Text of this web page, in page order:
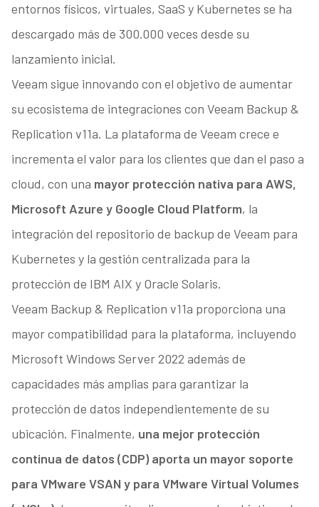
entornos físicos, virtuales, SaaS y Kubernetes se ha
descargado más de 300.000 veces desde su
lanzamiento inicial.
Veeam sigue innovando con el objetivo de aumentar
su ecosistema de integraciones con Veeam Backup &
Replication v11a. La plataforma de Veeam crece e
incrementa el valor para los clientes que dan el paso a
cloud, con una mayor protección nativa para AWS,
Microsoft Azure y Google Cloud Platform, la
integración del repositorio de backup de Veeam para
Kubernetes y la gestión centralizada para la
protección de IBM AIX y Oracle Solaris.
Veeam Backup & Replication v11a proporciona una
mayor compatibilidad para la plataforma, incluyendo
Microsoft Windows Server 2022 además de
capacidades más amplias para garantizar la
protección de datos independientemente de su
ubicación. Finalmente, una mejor protección
continua de datos (CDP) aporta un mayor soporte
para VMware VSAN y para VMware Virtual Volumes